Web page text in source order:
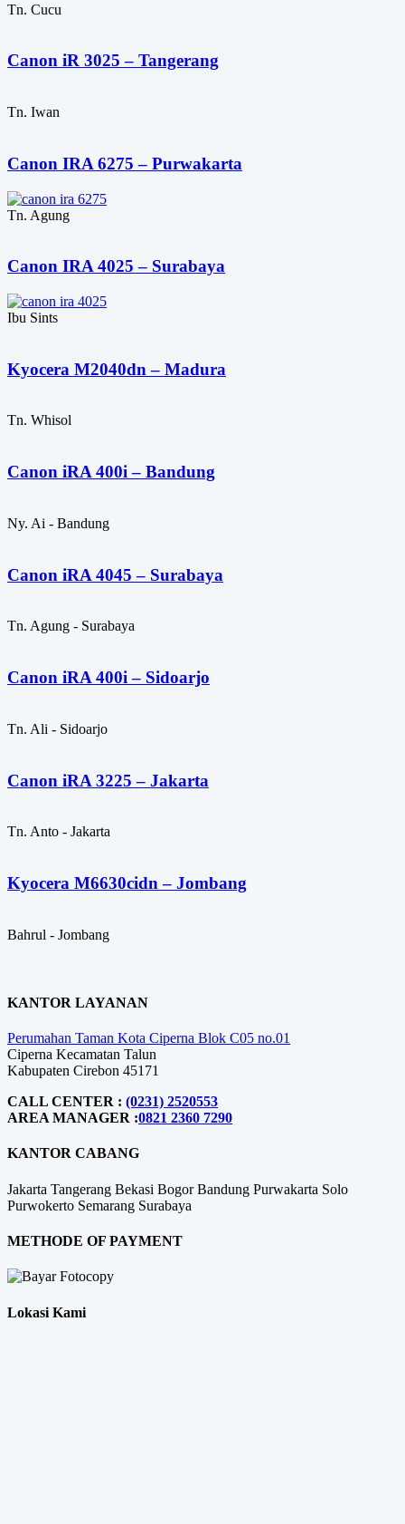
Tn. Cucu
Canon iR 3025 – Tangerang
Tn. Iwan
Canon IRA 6275 – Purwakarta
Tn. Agung
Canon IRA 4025 – Surabaya
Ibu Sints
Kyocera M2040dn – Madura
Tn. Whisol
Canon iRA 400i – Bandung
Ny. Ai - Bandung
Canon iRA 4045 – Surabaya
Tn. Agung - Surabaya
Canon iRA 400i – Sidoarjo
Tn. Ali - Sidoarjo
Canon iRA 3225 – Jakarta
Tn. Anto - Jakarta
Kyocera M6630cidn – Jombang
Bahrul - Jombang
KANTOR LAYANAN
Perumahan Taman Kota Ciperna Blok C05 no.01
Ciperna Kecamatan Talun
Kabupaten Cirebon 45171
CALL CENTER : (0231) 2520553
AREA MANAGER :0821 2360 7290
KANTOR CABANG
Jakarta Tangerang Bekasi BogorBandung Purwakarta Solo
Purwokerto Semarang Surabaya
METHODE OF PAYMENT
Lokasi Kami